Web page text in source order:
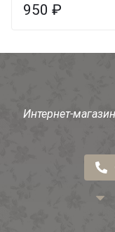
950 ₽
Интернет-